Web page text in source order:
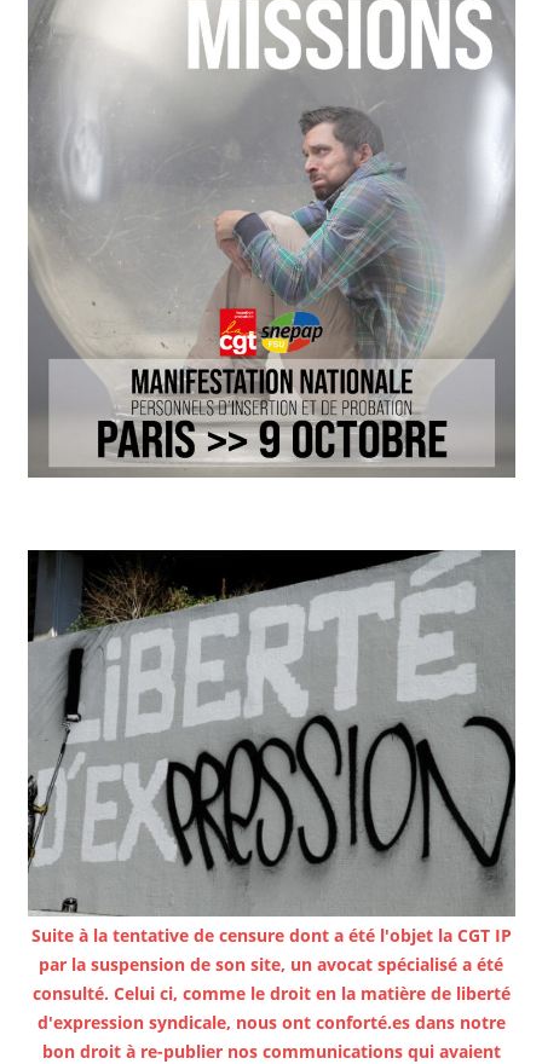
Suite à la tentative de censure dont a été l'objet la CGT IP
par la suspension de son site, un avocat spécialisé a été
consulté. Celui ci, comme le droit en la matière de liberté
d'expression syndicale, nous ont conforté.es dans notre
bon droit à re-publier nos communications qui avaient